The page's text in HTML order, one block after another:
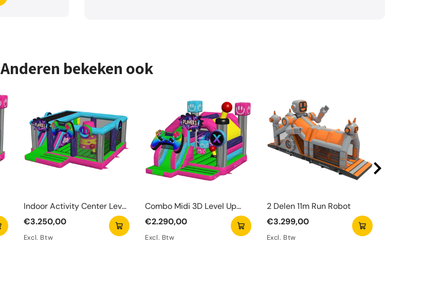
Anderen bekeken ook
Indoor Activity Center Level
Up
€3.250,00
Excl. Btw
Combo Midi 3D Level Up
Springkasteel Met Obstakel
€2.290,00
Excl. Btw
2 Delen 11m Run Robot
€3.299,00
Excl. Btw